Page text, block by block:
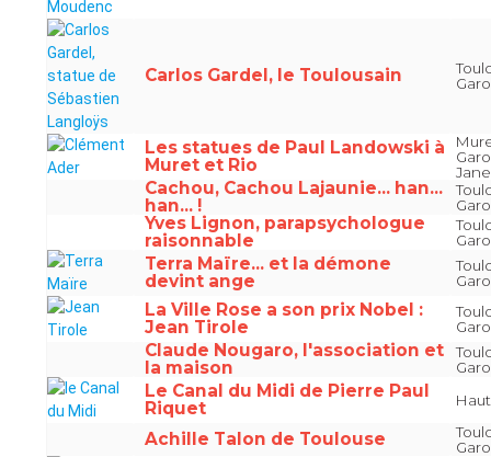
Carlos Gardel, le Toulousain
Les statues de Paul Landowski à
Muret et Rio
Cachou, Cachou Lajaunie... han...
han... !
Yves Lignon, parapsychologue
raisonnable
Terra Maïre... et la démone
devint ange
La Ville Rose a son prix Nobel :
Jean Tirole
Claude Nougaro, l'association et
la maison
Le Canal du Midi de Pierre Paul
Riquet
Achille Talon de Toulouse